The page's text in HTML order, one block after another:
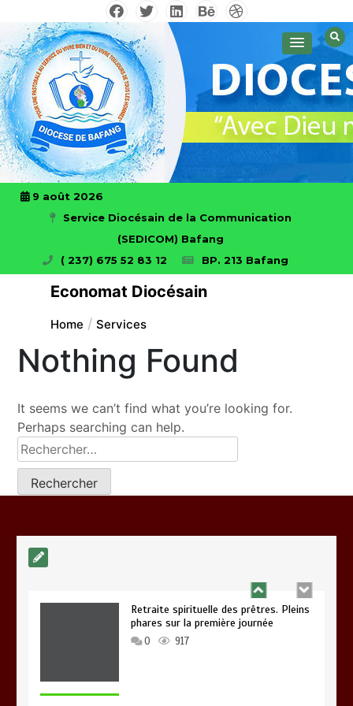
contentDiocese de Bafang!
Avec Dieu nous ferons des prouesses
9 août 2026
Service Diocésain de la Communication
(SEDICOM) Bafang
( 237) 675 52 83 12
BP. 213 Bafang
Economat Diocésain
Home Services
Nothing Found
It seems we can’t find what you’re looking for.
Perhaps searching can help.
chantiers du Diocèse en compagnie du
bienfaiteur-donateur Mathurin
NGASSA
Retraite spirituelle des prêtres. Pleins
phares sur la première journée
0 917